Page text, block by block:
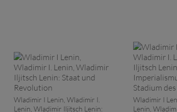
Wladimir I Lenin, Wladimir I.
Lenin, Wladimir Iljitsch Lenin:
Wladimir I
Lenin,